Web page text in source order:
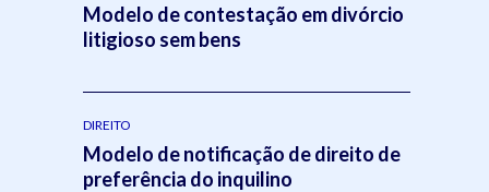
Modelo de contestação em divórcio
litigioso sem bens
DIREITO
Modelo de notificação de direito de
preferência do inquilino